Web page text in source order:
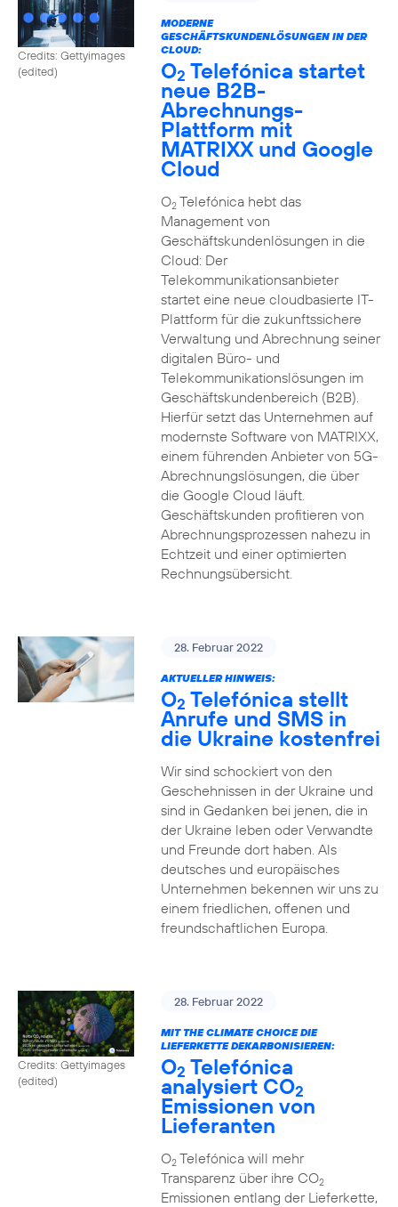
Credits: Gettyimages
(edited)
MODERNE
GESCHÄFTSKUNDENLÖSUNGEN IN DER
CLOUD:
O2 Telefónica startet
neue B2B-
Abrechnungs-
Plattform mit
MATRIXX und Google
Cloud
O2Telefónica hebt das
Management von
Geschäftskundenlösungen in die
Cloud: Der
Telekommunikationsanbieter
startet eine neue cloudbasierte IT-
Plattform für die zukunftssichere
Verwaltung und Abrechnung seiner
digitalen Büro- und
Telekommunikationslösungen im
Geschäftskundenbereich (B2B).
Hierfür setzt das Unternehmen auf
modernste Software von MATRIXX,
einem führenden Anbieter von 5G-
Abrechnungslösungen, die über
die Google Cloud läuft.
Geschäftskunden profitieren von
Abrechnungsprozessen nahezu in
Echtzeit und einer optimierten
Rechnungsübersicht.
28. Februar 2022
AKTUELLER HINWEIS:
O2 Telefónica stellt
Anrufe und SMS in
die Ukraine kostenfrei
Wir sind schockiert von den
Geschehnissen in der Ukraine und
sind in Gedanken bei jenen, die in
der Ukraine leben oder Verwandte
und Freunde dort haben. Als
deutsches und europäisches
Unternehmen bekennen wir uns zu
einem friedlichen, offenen und
freundschaftlichen Europa.
Credits: Gettyimages
(edited)
28. Februar 2022
MIT THE CLIMATE CHOICE DIE
LIEFERKETTE DEKARBONISIEREN:
O2 Telefónica
analysiert CO2
Emissionen von
Lieferanten
O2Telefónica will mehr
Transparenz über ihre CO2
Emissionen entlang der Lieferkette,